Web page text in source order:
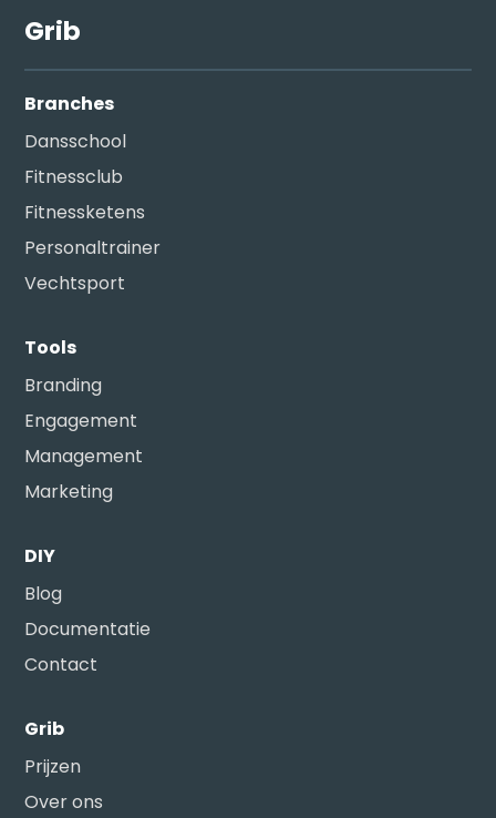
Grib
Branches
Dansschool
Fitnessclub
Fitnessketens
Personaltrainer
Vechtsport
Tools
Branding
Engagement
Management
Marketing
DIY
Blog
Documentatie
Contact
Grib
Prijzen
Over ons